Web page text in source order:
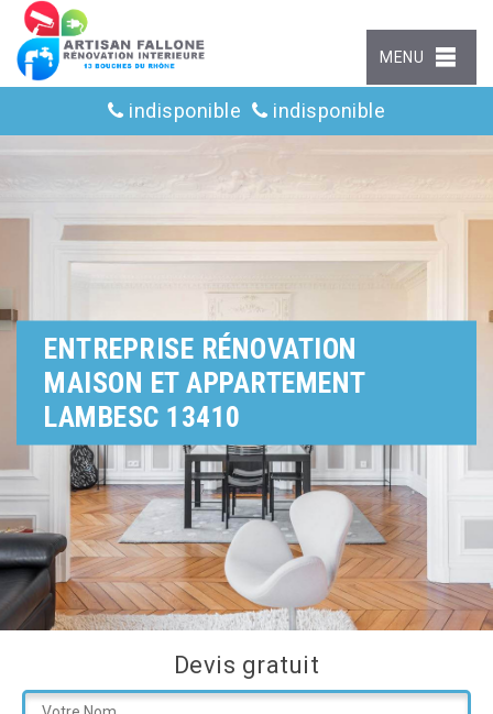
MENU
indisponible indisponible
ENTREPRISE RÉNOVATION
MAISON ET APPARTEMENT
LAMBESC 13410
Devis gratuit